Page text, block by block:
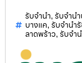
รับจำนำ, รับจำน
บางแค, รับจำนำ
ลาดพร้าว, รับจำ